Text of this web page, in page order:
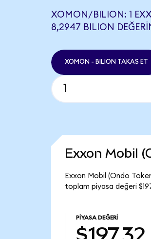
XOMON/BILION: 1
8,2947 BILION
XOMON - BILION TAKAS ET
Exxon Mobil
Exxon Mobil (Ondo
toplam piyasa değeri
PIYASA DEĞERI